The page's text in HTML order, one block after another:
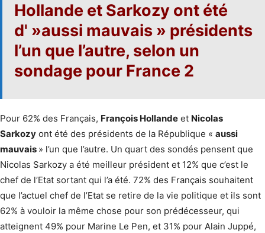
Hollande et Sarkozy ont été
d' »aussi mauvais » présidents
l’un que l’autre, selon un
sondage pour France 2
Pour 62% des Français, François Hollande et Nicolas
Sarkozy ont été des présidents de la République « aussi
mauvais » l’un que l’autre. Un quart des sondés pensent que
Nicolas Sarkozy a été meilleur président et 12% que c’est le
chef de l’Etat sortant qui l’a été. 72% des Français souhaitent
que l’actuel chef de l’Etat se retire de la vie politique et ils sont
62% à vouloir la même chose pour son prédécesseur, qui
atteignent 49% pour Marine Le Pen, et 31% pour Alain Juppé,